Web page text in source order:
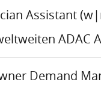
Assistant
ADAC
Demand